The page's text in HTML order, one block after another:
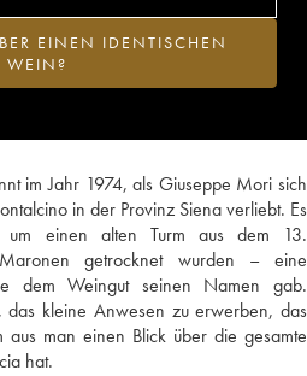
im Jahr 1974, als Giuseppe Mori sich
in der Provinz Siena verliebt. Es
um einen alten Turm aus dem 13.
getrocknet wurden – eine
dem Weingut seinen Namen gab.
das kleine Anwesen zu erwerben, das
aus man einen Blick über die gesamte
hat.
EINEN IDENTISCHEN
WEIN?